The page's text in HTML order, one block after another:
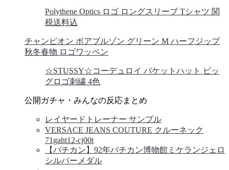
Polythene Optics ロゴ ロングスリーブ Tシャツ 関
税送料込
チャンピオン ボアブルゾン グリーン M ハーフジップ
秋冬春物 ロゴワッペン
☆STUSSY☆コーデュロイ バケットハット ビッ
グロゴ刺繍 4色
公開ガチャ・みんなの反応まとめ
レイヤードトレーナー サンプル
VERSACE JEANS COUTURE クルーネック
71gaht12-cj00t
【バチカン】92年バチカン博物館ミケランジェロ
シルバーメダル